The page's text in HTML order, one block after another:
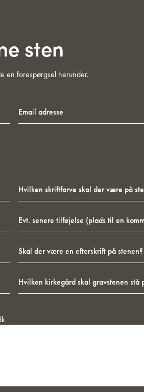
sten
en forespørgsel herunder.
adresse
skriftfarve
skal
der
være
stenen?
senere
tilføjelse
(plads
til
kommende
der
være
en
efterskrift
kirkegård
skal